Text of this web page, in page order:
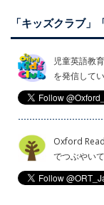
「キッズクラブ
児童英語教
を発信してい
Oxford
でつぶやいて